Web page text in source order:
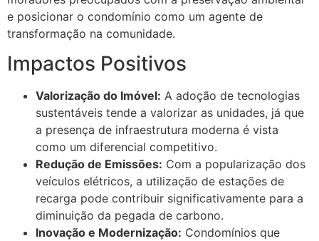
e posicionar o condomínio como um agente de
transformação na comunidade.
Impactos Positivos
Valorização do Imóvel: A adoção de tecnologias
sustentáveis tende a valorizar as unidades, já que
a presença de infraestrutura moderna é vista
como um diferencial competitivo.
Redução de Emissões: Com a popularização dos
veículos elétricos, a utilização de estações de
recarga pode contribuir significativamente para a
diminuição da pegada de carbono.
Inovação e Modernização: Condomínios que